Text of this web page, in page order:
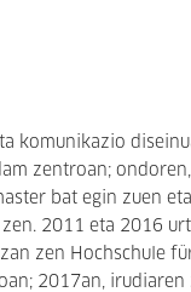
komunikazio
zentroan;
bat egin zuen
2011 eta 2016
zen Hochschule
2017an,